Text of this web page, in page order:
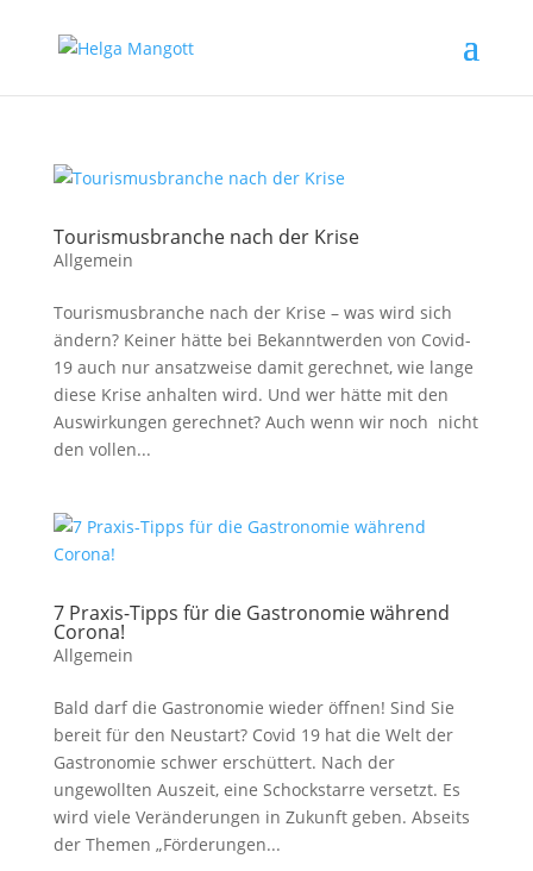
Tourismusbranche nach der Krise
Allgemein
Tourismusbranche nach der Krise – was wird sich
ändern? Keiner hätte bei Bekanntwerden von Covid-
19 auch nur ansatzweise damit gerechnet, wie lange
diese Krise anhalten wird. Und wer hätte mit den
Auswirkungen gerechnet? Auch wenn wir noch nicht
den vollen...
7 Praxis-Tipps für die Gastronomie während
Corona!
Allgemein
Bald darf die Gastronomie wieder öffnen! Sind Sie
bereit für den Neustart? Covid 19 hat die Welt der
Gastronomie schwer erschüttert. Nach der
ungewollten Auszeit, eine Schockstarre versetzt. Es
wird viele Veränderungen in Zukunft geben. Abseits
der Themen „Förderungen...